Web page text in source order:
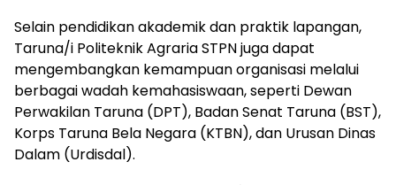
Selain pendidikan akademik dan praktik lapangan,
Taruna/i Politeknik Agraria STPN juga dapat
mengembangkan kemampuan organisasi melalui
berbagai wadah kemahasiswaan, seperti Dewan
Perwakilan Taruna (DPT), Badan Senat Taruna (BST),
Korps Taruna Bela Negara (KTBN), dan Urusan Dinas
Dalam (Urdisdal).